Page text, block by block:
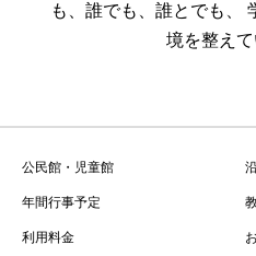
も、誰でも、誰とでも、
境を整えて
公民館・児童館
年間行事予定
利用料金